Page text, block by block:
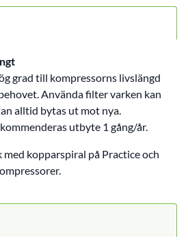
grad till kompressorns livslängd
Använda filter varken kan
alltid bytas ut mot nya.
utbyte 1 gång/år.
kopparspiral på Practice och